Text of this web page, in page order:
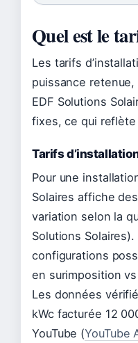
Quel est le
Les tarifs
puissance
EDF Solutions
fixes, ce qui
Tarifs
Pour une
Solaires affiche
variation selon la
Solutions
configurations
en surimposition
Les données
kWc facturée 12
YouTube (YouTube